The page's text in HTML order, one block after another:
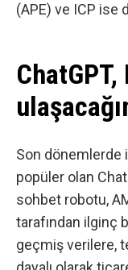
(APE) ve ICP ise
Son dönemlerde
popüler olan
sohbet robotu,
tarafından ilginç
geçmiş verilere,